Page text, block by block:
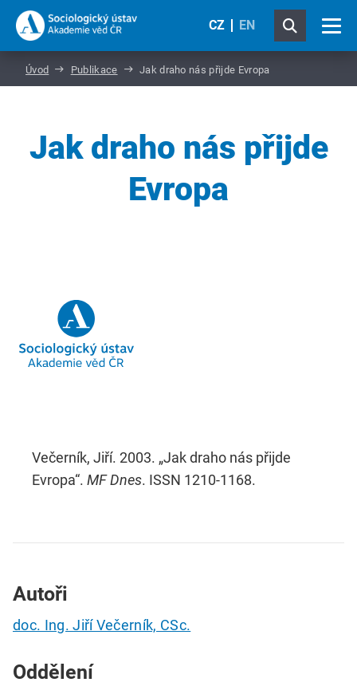
CZ EN
Úvod Publikace Jak draho nás přijde Evropa
Jak draho nás přijde
Evropa
Večerník, Jiří. 2003. „Jak draho nás přijde
Evropa“. MF Dnes. ISSN 1210-1168.
Autoři
doc. Ing. Jiří Večerník, CSc.
Oddělení